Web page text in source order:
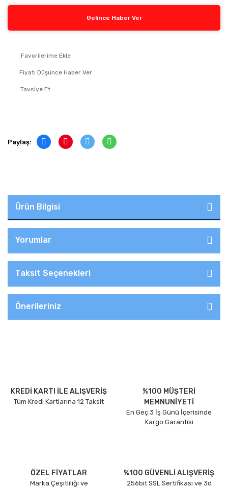
Gelince Haber Ver
Fiyatı Düşünce Haber Ver
Tavsiye Et
Paylaş:
Ürün Bilgisi
Yorumlar
Taksit Seçenekleri
Önerileriniz
KREDİ KARTI İLE ALIŞVERİŞ
Tüm Kredi Kartlarına 12 Taksit
%100 MÜŞTERİ
MEMNUNİYETİ
En Geç 3 İş Günü İçerisinde
Kargo Garantisi
ÖZEL FİYATLAR
Marka Çeşitliliği ve
%100 GÜVENLİ ALIŞVERİŞ
256bit SSL Sertifikası ve 3d